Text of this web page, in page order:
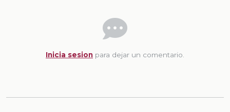
Inicia sesion para dejar un comentario.